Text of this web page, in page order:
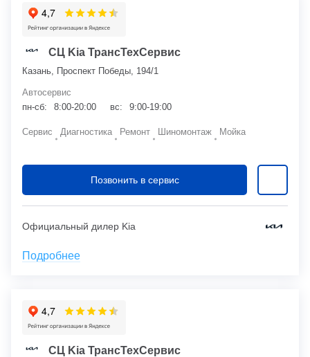
СЦ Kia ТрансТехСервис
Казань, Проспект Победы, 194/1
Автосервис
пн-сб:
8:00-20:00 вс: 9:00-19:00
Сервис Диагностика Ремонт Шиномонтаж Мойка
Позвонить в сервис
Официальный дилер Kia
Подробнее
СЦ Kia ТрансТехСервис